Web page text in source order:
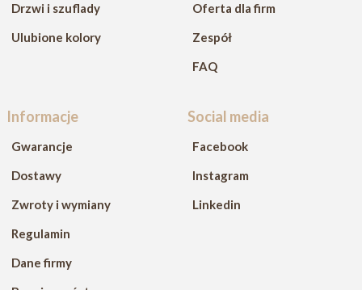
Drzwi i szuflady
Ulubione kolory
Oferta dla firm
Zespół
FAQ
Informacje
Gwarancje
Dostawy
Zwroty i wymiany
Regulamin
Dane firmy
Social media
Facebook
Instagram
Linkedin